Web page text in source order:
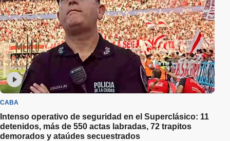
CABA
Intenso operativo de seguridad en el Superclásico: 11
detenidos, más de 550 actas labradas, 72 trapitos
demorados y ataúdes secuestrados